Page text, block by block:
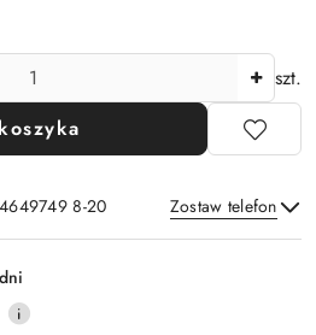
szt.
8-20 Zostaw telefon
Wyślij